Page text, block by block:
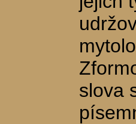
slova